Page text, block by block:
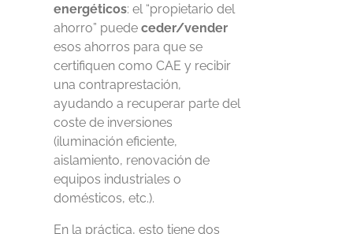
energéticos: el “propietario del
ahorro” puede ceder/vender
esos ahorros para que se
certifiquen como CAE y recibir
una contraprestación,
ayudando a recuperar parte del
coste de inversiones
(iluminación eficiente,
aislamiento, renovación de
equipos industriales o
domésticos, etc.).
En la práctica, esto tiene dos